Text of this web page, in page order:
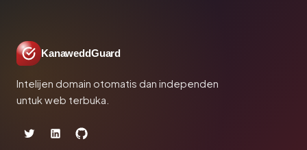
KanaweddGuard
Intelijen domain otomatis dan independen
untuk web terbuka.